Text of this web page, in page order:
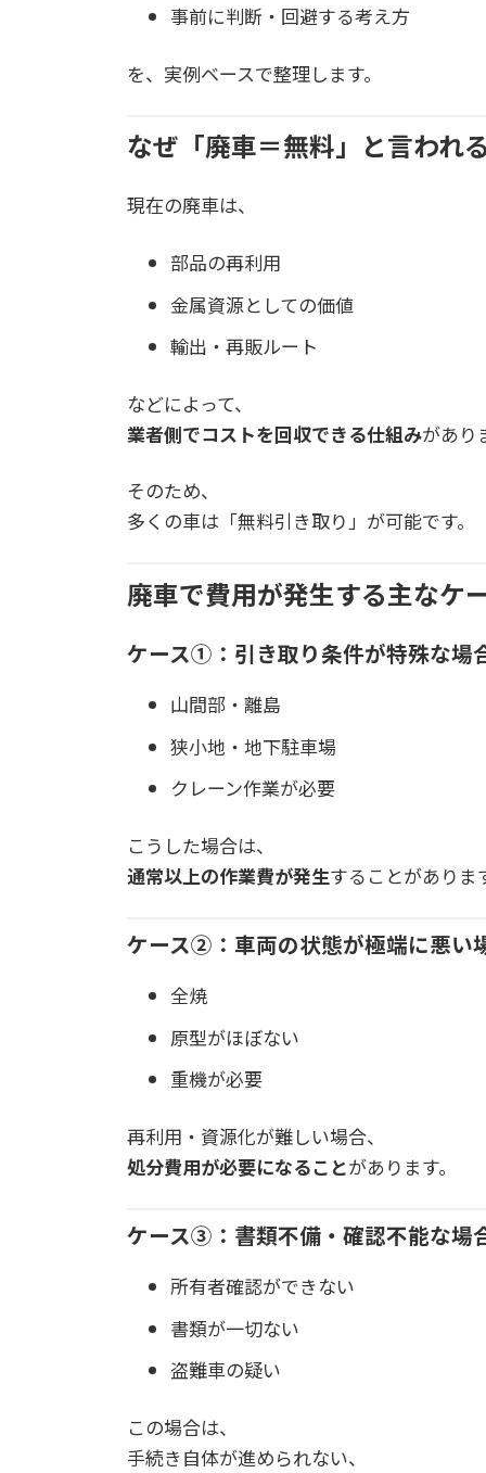
事前に判断・回避する考え方
を、実例ベースで整理します。
なぜ「廃車＝無料」と言われ
現在の廃車は、
部品の再利用
金属資源としての価値
輸出・再販ルート
などによって、
業者側でコストを回収できる仕組みがあり
そのため、
多くの車は「無料引き取り」が可能です。
廃車で費用が発生する主なケ
ケース①：引き取り条件が特殊な場
山間部・離島
狭小地・地下駐車場
クレーン作業が必要
こうした場合は、
通常以上の作業費が発生することがありま
ケース②：車両の状態が極端に悪い
全焼
原型がほぼない
重機が必要
再利用・資源化が難しい場合、
処分費用が必要になることがあります。
ケース③：書類不備・確認不能な場
所有者確認ができない
書類が一切ない
盗難車の疑い
この場合は、
手続き自体が進められない、